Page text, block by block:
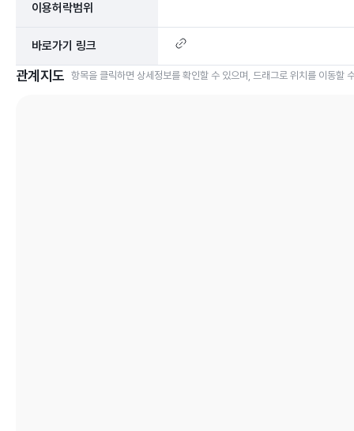
이용허락범위
바로가기 링크
관계지도 항목을 클릭하면 상세정보를 확인할 수 있으며, 드래그로 위치를 이동할